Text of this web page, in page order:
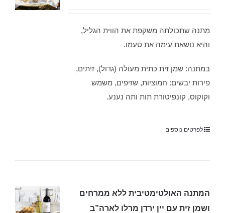
מתנה שתכולתה משקפת את הווית הגליל,
והיא נושאת עימה את טעמו.
במתנה: שמן זית כתית מעולה (גדול), זיתים,
פירות יבשים: חמוציות, שזיפים, משמש
וקוקוס, קונפיטורת תות ותה נענע.
לפרטים נוספים
המתנה האולטימטיבית ללא ממרחים
ושמן זית עם יין ירדן מרלו לארה”ב